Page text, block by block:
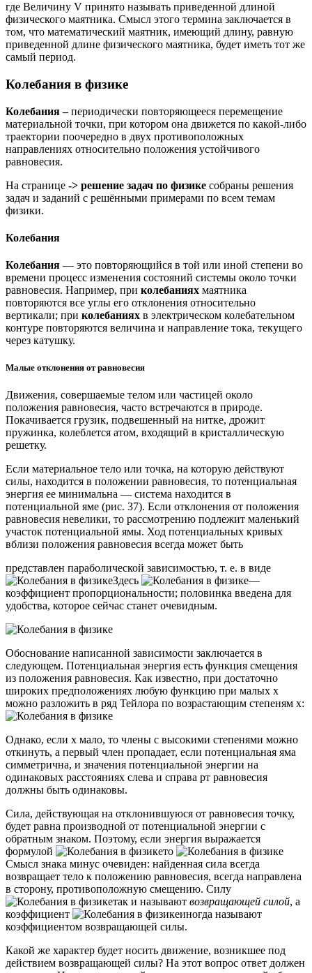
где Величину V принято называть приведенной длиной
физического маятника. Смысл этого термина заключается в
том, что математический маятник, имеющий длину, равную
приведенной длине физического маятника, будет иметь тот же
самый период.
Колебания в физике
Колебания –периодически повторяющееся перемещение
материальной точки, при котором она движется по какой-либо
траектории поочередно в двух противоположных
направлениях относительно положения устойчивого
равновесия.
На странице -> решение задач по физике собраны решения
задач и заданий с решёнными примерами по всем темам
физики.
Колебания
Колебания — это повторяющийся в той или иной степени во
времени процесс изменения состояний системы около точки
равновесия. Например, при колебаниях маятника
повторяются все углы его отклонения относительно
вертикали; при колебаниях в электрическом колебательном
контуре повторяются величина и направление тока, текущего
через катушку.
Малые отклонения от равновесия
Движения, совершаемые телом или частицей около
положения равновесия, часто встречаются в природе.
Покачивается грузик, подвешенный на нитке, дрожит
пружинка, колеблется атом, входящий в кристаллическую
решетку.
Если материальное тело или точка, на которую действуют
силы, находится в положении равновесия, то потенциальная
энергия ее минимальна — система находится в
потенциальной яме (рис. 37). Если отклонения от положения
равновесия невелики, то рассмотрению подлежит маленький
участок потенциальной ямы. Ход потенциальных кривых
вблизи положения равновесия всегда может быть
представлен параболической зависимостью, т. е. в виде
Здесь
—
коэффициент пропорциональности; половинка введена для
удобства, которое сейчас станет очевидным.
Обоснование написанной зависимости заключается в
следующем. Потенциальная энергия есть функция смещения
из положения равновесия. Как известно, при достаточно
широких предположениях любую функцию при малых х
можно разложить в ряд Тейлора по возрастающим степеням х:
Однако, если х мало, то члены с высокими степенями можно
откинуть, а первый член пропадает, если потенциальная яма
симметрична, и значения потенциальной энергии на
одинаковых расстояниях слева и справа рт равновесия
должны быть одинаковы.
Сила, действующая на отклонившуюся от равновесия точку,
будет равна производной от потенциальной энергии с
обратным знаком. Поэтому, если энергия выражается
формулой
то
Смысл знака минус очевиден: найденная сила всегда
возвращает тело к положению равновесия, всегда направлена
в сторону, противоположную смещению. Силу
так и называют возвращающей силой, а
коэффициент
иногда называют
коэффициентом возвращающей силы.
Какой же характер будет носить движение, возникшее под
действием возвращающей силы? На этот вопрос ответ должен